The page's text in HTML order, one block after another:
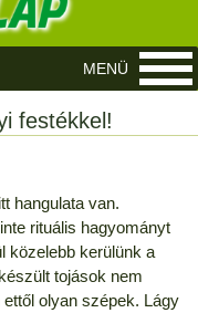
festékkel!
hangulata van.
rituális hagyományt
közelebb kerülünk a
tojások nem
olyan szépek. Lágy